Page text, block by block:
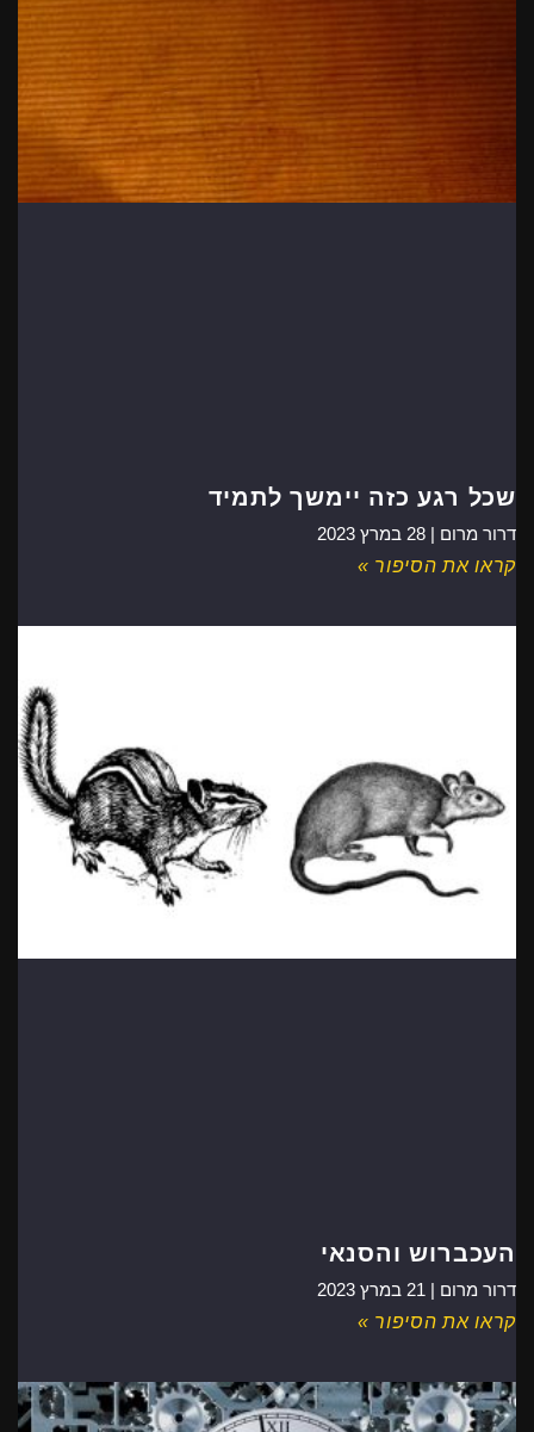
שכל רגע כזה יימשך לתמיד
דרור מרום | 28 במרץ 2023
קראו את הסיפור »
העכברוש והסנאי
דרור מרום | 21 במרץ 2023
קראו את הסיפור »